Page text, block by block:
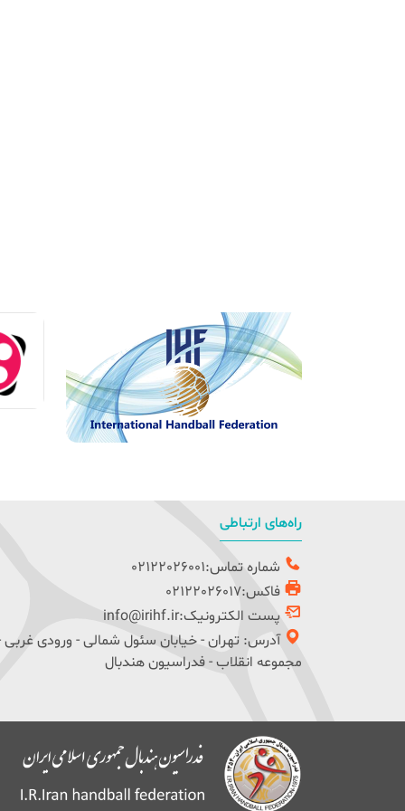
راه‌های ارتباطی
شماره تماس:02122026001
فاکس:02122026017
پست الکترونیک:info@irihf.ir
آدرس: تهران - خیابان سئول شمالی - ورودی غربی
مجموعه انقلاب - فدراسیون هندبال